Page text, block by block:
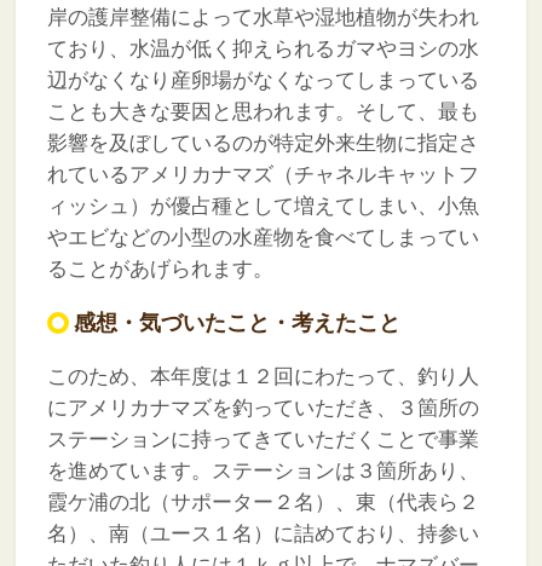
岸の護岸整備によって水草や湿地植物が失われ
ており、水温が低く抑えられるガマやヨシの水
辺がなくなり産卵場がなくなってしまっている
ことも大きな要因と思われます。そして、最も
影響を及ぼしているのが特定外来生物に指定さ
れているアメリカナマズ（チャネルキャットフ
ィッシュ）が優占種として増えてしまい、小魚
やエビなどの小型の水産物を食べてしまってい
ることがあげられます。
感想・気づいたこと・考えたこと
このため、本年度は１２回にわたって、釣り人
にアメリカナマズを釣っていただき、３箇所の
ステーションに持ってきていただくことで事業
を進めています。ステーションは３箇所あり、
霞ケ浦の北（サポーター２名）、東（代表ら２
名）、南（ユース１名）に詰めており、持参い